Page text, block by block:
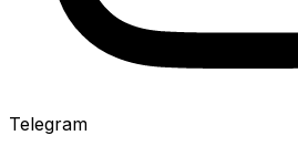
Telegram